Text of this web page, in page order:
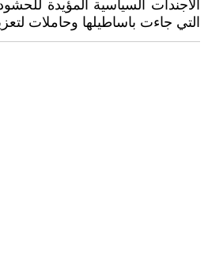
الاجندات السياسية المؤيدة
التي جاءت باساطيلها وحاملات